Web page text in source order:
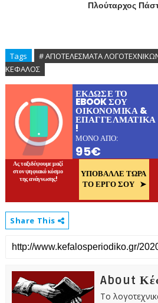
Πλούταρχος
Tags
# ΑΠΟΤΕΛΕΣΜΑΤΑ
ΚΕΦΑΛΟΣ
Share This
About
Το